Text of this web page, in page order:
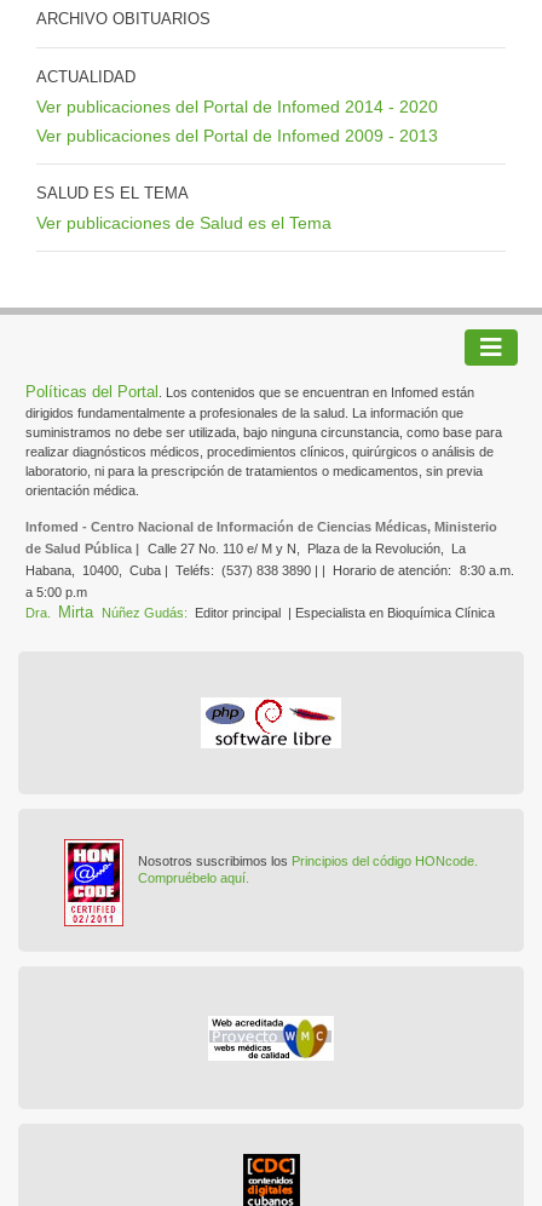
ARCHIVO OBITUARIOS
ACTUALIDAD
Ver publicaciones del Portal de Infomed 2014 - 2020
Ver publicaciones del Portal de Infomed 2009 - 2013
SALUD ES EL TEMA
Ver publicaciones de Salud es el Tema
Políticas del Portal
. Los contenidos que se encuentran en Infomed están
dirigidos fundamentalmente a profesionales de la salud. La información que
suministramos no debe ser utilizada, bajo ninguna circunstancia, como base para
realizar diagnósticos médicos, procedimientos clínicos, quirúrgicos o análisis de
laboratorio, ni para la prescripción de tratamientos o medicamentos, sin previa
orientación médica.
Infomed - Centro Nacional de Información de Ciencias Médicas, Ministerio
de Salud Pública |
Calle 27 No. 110 e/ M y N, Plaza de la Revolución,
La
Habana, 10400, Cuba | Teléfs: (537) 838 3890 | | Horario de atención:
8:30 a.m.
a 5:00 p.m
Dra.
Mirta Núñez Gudás: Editor principal | Especialista en Bioquímica Clínica
Nosotros suscribimos los Principios del código HONcode.
Compruébelo aquí.